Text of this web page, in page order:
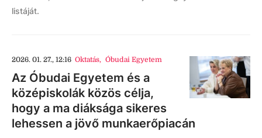
listáját.
2026. 01. 27., 12:16 Oktatás, Óbudai Egyetem
Az Óbudai Egyetem és a
középiskolák közös célja,
hogy a ma diáksága sikeres
lehessen a jövő munkaerőpiacán